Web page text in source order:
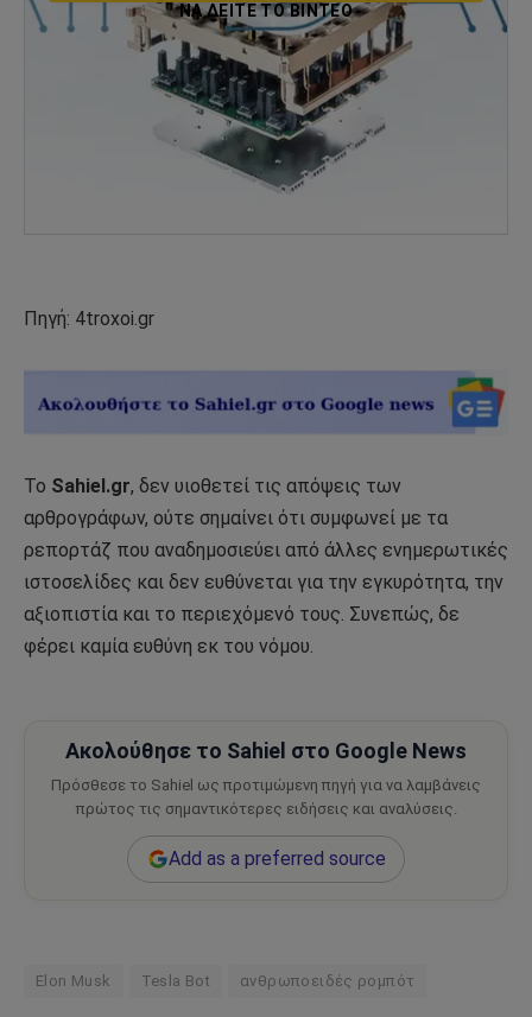
ΝΑ ΔΕΊΤΕ ΤΟ ΒΙΝΤΕΟ
Πηγή: 4troxoi.gr
Το Sahiel.gr, δεν υιοθετεί τις απόψεις των
αρθρογράφων, ούτε σημαίνει ότι συμφωνεί με τα
ρεπορτάζ που αναδημοσιεύει από άλλες ενημερωτικές
ιστοσελίδες και δεν ευθύνεται για την εγκυρότητα, την
αξιοπιστία και το περιεχόμενό τους. Συνεπώς, δε
φέρει καμία ευθύνη εκ του νόμου.
Ακολούθησε το Sahiel στο Google News
Πρόσθεσε το Sahiel ως προτιμώμενη πηγή για να λαμβάνεις
πρώτος τις σημαντικότερες ειδήσεις και αναλύσεις.
Add as a preferred source
Elon Musk Tesla Bot ανθρωποειδές ρομπότ